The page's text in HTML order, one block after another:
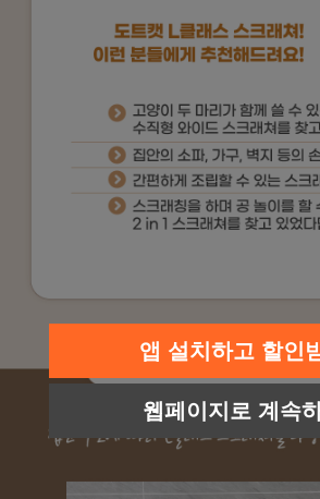
앱 설치하고 할인
웹페이지로 계속